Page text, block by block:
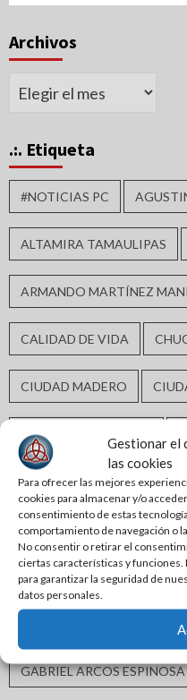
Gestionar el
las cookies
Para ofrecer las mejores
cookies para almacenar y/o
consentimiento de estas
comportamiento de navegación o
No consentir o retirar el
ciertas características y
para garantizar la seguridad de
datos personales.
Archivos
Archivos
.:. Etiqueta
#NOTICIAS PC
ALTAMIRA TAMAULIPAS
ARMANDO MARTÍNEZ
CALIDAD DE VIDA
CIUDAD MADERO
CLAUDIA SHEINBAUM
COMAPA ALTAMIRA
DERECHOS HUMANOS
DESARROLLO URBANO
ERASMO GONZÁLEZ
GABRIEL ARCOS ESPINOSA